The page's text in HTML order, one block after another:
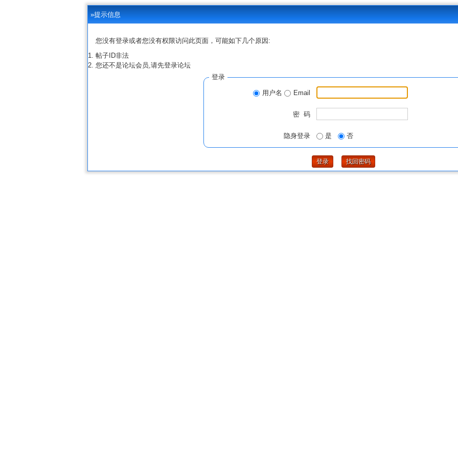
»提示信息
您没有登录或者您没有权限访问此页面，可能如下几个原因:
帖子ID非法
您还不是论坛会员,请先登录论坛
登录
用户名 Email
密 码
隐身登录 是 否